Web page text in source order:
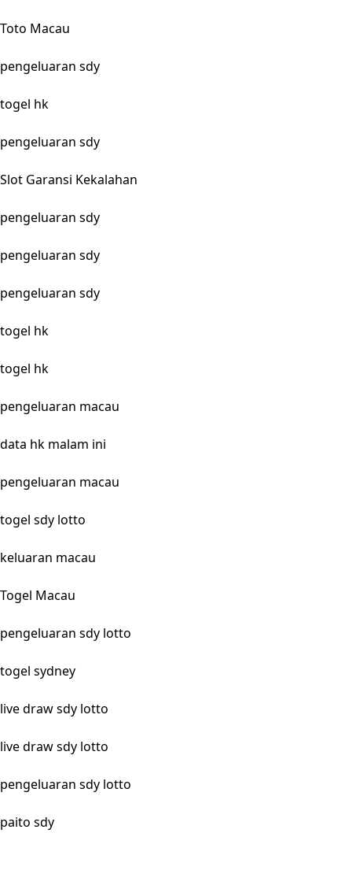
Toto Macau
pengeluaran sdy
togel hk
pengeluaran sdy
Slot Garansi Kekalahan
pengeluaran sdy
pengeluaran sdy
pengeluaran sdy
togel hk
togel hk
pengeluaran macau
data hk malam ini
pengeluaran macau
togel sdy lotto
keluaran macau
Togel Macau
pengeluaran sdy lotto
togel sydney
live draw sdy lotto
live draw sdy lotto
pengeluaran sdy lotto
paito sdy